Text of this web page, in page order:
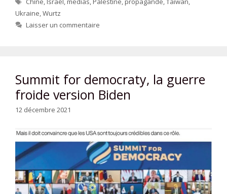
Ukraine Wurtz
Laisser un commentaire
Summit for democraty, la guerre
froide version Biden
12 décembre 2021